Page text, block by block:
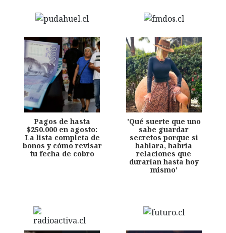
Pagos de hasta
$250.000 en agosto:
La lista completa de
bonos y cómo revisar
tu fecha de cobro
'Qué suerte que uno
sabe guardar
secretos porque si
hablara, habría
relaciones que
durarían hasta hoy
mismo'